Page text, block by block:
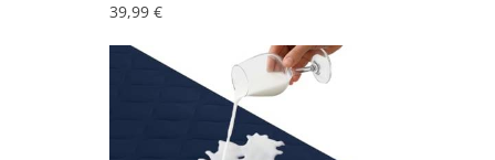
39,99 €